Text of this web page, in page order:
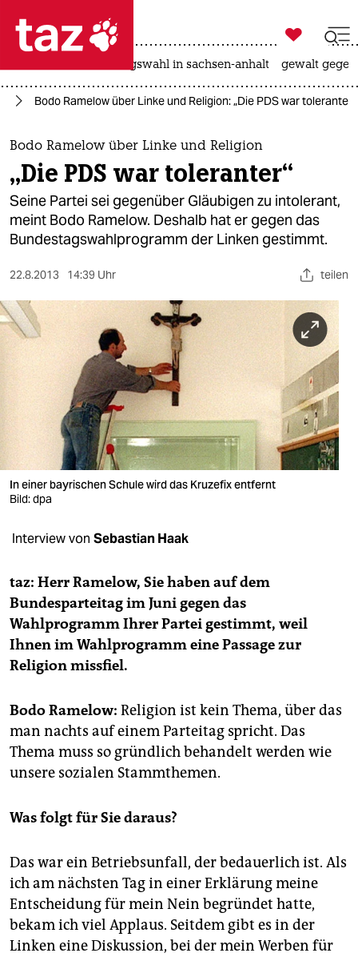
 taz zahl ich
taz zahl ich
themen
politik
öko
gesellschaft
sport
berlin
wahrheit
verlag
verlag
veranstaltungen
fragen & hilfe
unterstützen
abo
epaper login

taz zahl ich
landtagswahl in sachsen-anhalt gewalt
Bodo Ramelow über Linke und Religion: „Die PDS war toleranter“
Bodo Ramelow über Linke und Religion
„Die PDS war toleranter“
Seine Partei sei gegenüber Gläubigen zu intolerant,
meint Bodo Ramelow. Deshalb hat er gegen das
Bundestagswahlprogramm der Linken gestimmt.
22.8.2013 14:39 Uhr teilen
In einer bayrischen Schule wird das Kruzefix entfernt
Bild: dpa
Interview von Sebastian Haak
taz: Herr Ramelow, Sie haben auf dem
Bundesparteitag im Juni gegen das
Wahlprogramm Ihrer Partei gestimmt, weil
Ihnen im Wahlprogramm eine Passage zur
Religion missfiel.
Bodo Ramelow: Religion ist kein Thema, über das
man nachts auf einem Parteitag spricht. Das
Thema muss so gründlich behandelt werden wie
unsere sozialen Stammthemen.
Was folgt für Sie daraus?
Das war ein Betriebsunfall, der bedauerlich ist. Als
ich am nächsten Tag in einer Erklärung meine
Entscheidung für mein Nein begründet hatte,
bekam ich viel Applaus. Seitdem gibt es in der
Linken eine Diskussion, bei der mein Werben für